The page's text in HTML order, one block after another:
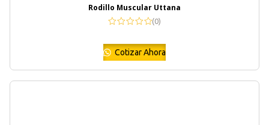
Rodillo Muscular Uttana
(0)
Cotizar Ahora